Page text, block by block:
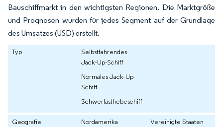
Bauschiffmarkt in den wichtigsten Regionen. Die Marktgröße
und Prognosen wurden für jedes Segment auf der Grundlage
des Umsatzes (USD) erstellt.
Typ
Selbstfahrendes
Jack-Up-Schiff
Normales Jack-Up-
Schiff
Schwerlasthebeschiff
Geografie
Nordamerika Vereinigte Staaten